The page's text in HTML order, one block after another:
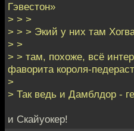
Гэвестон»
> > >
> > > Экий у них там
> >
> > там, похоже, всё
фаворита короля-
>
> Так ведь и Дамблдор -
и Скайуокер!